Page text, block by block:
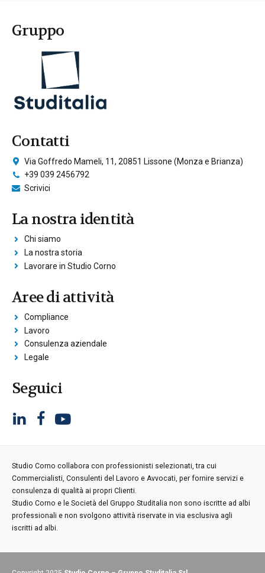
Gruppo
Contatti
Via Goffredo Mameli, 11, 20851 Lissone (Monza e Brianza)
+39 039 2456792
Scrivici
La nostra identità
Chi siamo
La nostra storia
Lavorare in Studio Corno
Aree di attività
Compliance
Lavoro
Consulenza aziendale
Legale
Seguici
Studio Corno collabora con professionisti selezionati, tra cui
Commercialisti, Consulenti del Lavoro e Avvocati, per fornire servizi e
consulenza di qualità ai propri Clienti.
Studio Corno e le Società del Gruppo Studitalia non sono iscritte ad albi
professionali e non svolgono attività riservate in via esclusiva agli
iscritti ad albi.